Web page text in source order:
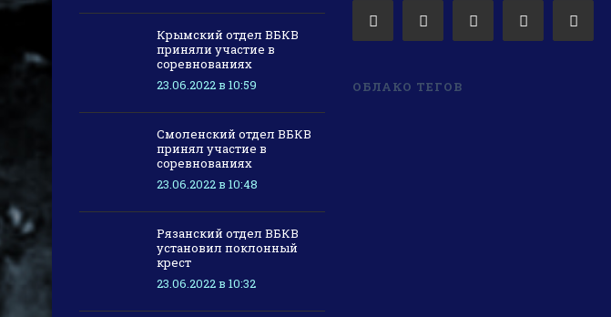
Крымский отдел ВБКВ
приняли участие в
соревнованиях
23.06.2022 в 10:59
Смоленский отдел ВБКВ
принял участие в
соревнованиях
23.06.2022 в 10:48
Рязанский отдел ВБКВ
установил поклонный
крест
23.06.2022 в 10:32
ОБЛАКО ТЕГОВ